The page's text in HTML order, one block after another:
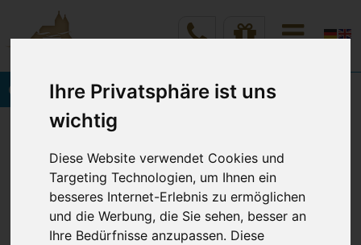
Ihre Privatsphäre ist uns
wichtig
Diese Website verwendet Cookies und
Targeting Technologien, um Ihnen ein
besseres Internet-Erlebnis zu ermöglichen
und die Werbung, die Sie sehen, besser an
Ihre Bedürfnisse anzupassen. Diese
Onlinebuchung
Vineta Hotels Usedom
Angebote & Arrangements
Details
AUSZEIT MIT THERME UND